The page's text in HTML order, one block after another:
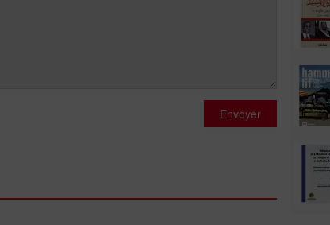
Envoyer